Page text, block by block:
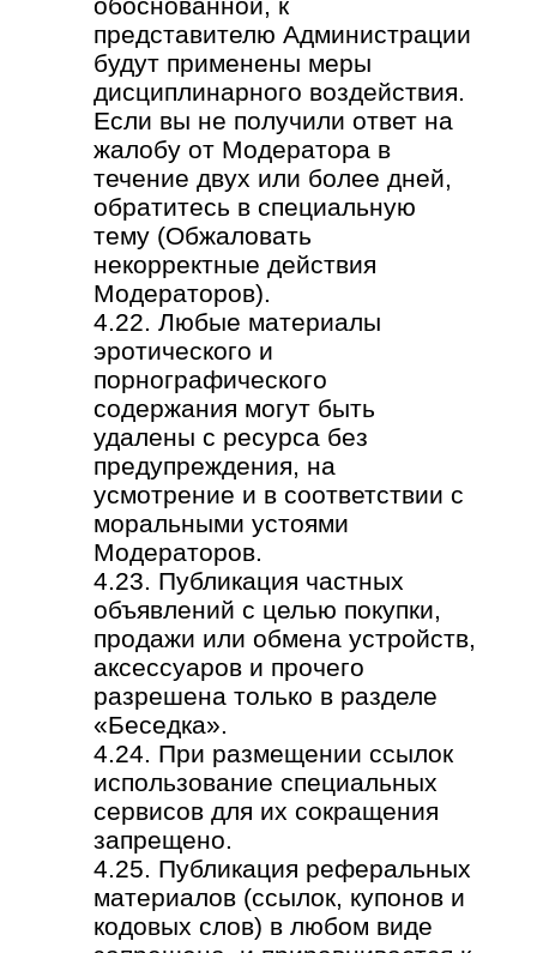
обоснованной, к
представителю Администрации
будут применены меры
дисциплинарного воздействия.
Если вы не получили ответ на
жалобу от Модератора в
течение двух или более дней,
обратитесь в специальную
тему (Обжаловать
некорректные действия
Модераторов).
4.22. Любые материалы
эротического и
порнографического
содержания могут быть
удалены с ресурса без
предупреждения, на
усмотрение и в соответствии с
моральными устоями
Модераторов.
4.23. Публикация частных
объявлений с целью покупки,
продажи или обмена устройств,
аксессуаров и прочего
разрешена только в разделе
«Беседка».
4.24. При размещении ссылок
использование специальных
сервисов для их сокращения
запрещено.
4.25. Публикация реферальных
материалов (ссылок, купонов и
кодовых слов) в любом виде